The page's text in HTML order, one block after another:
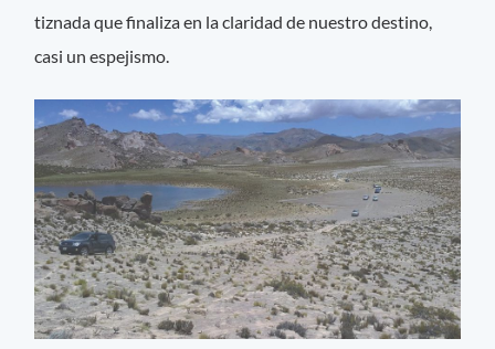
tiznada que finaliza en la claridad de nuestro destino,
casi un espejismo.